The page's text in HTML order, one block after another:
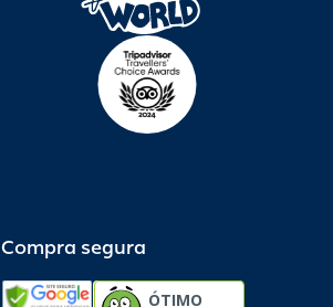
Compra segura
ÓTIMO